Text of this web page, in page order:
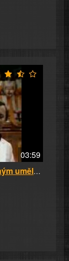
03:59
Kaiser & Lábus - Setkání s oblíbeným umělcem